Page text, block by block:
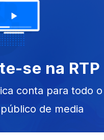
Superior na Lousada
se na RTP
conta para todo o
de media